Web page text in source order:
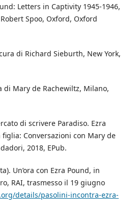
Letters in Captivity 1945-1946,
Spoo, Oxford, Oxford
di Richard Sieburth, New York,
di Mary de Rachewiltz, Milano,
di scrivere Paradiso. Ezra
Conversazioni con Mary de
2018, EPub.
Un’ora con Ezra Pound, in
RAI, trasmesso il 19 giugno
details/pasolini-incontra-ezra-